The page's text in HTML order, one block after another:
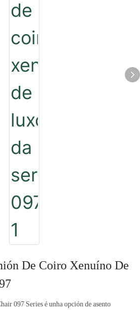
De Coiro Xenuíno De
097 Series é unha opción de asento